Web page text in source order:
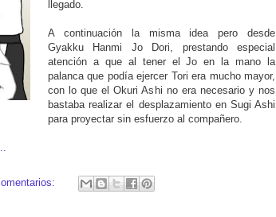
llegado.
A continuación la misma idea pero desde
Gyakku Hanmi Jo Dori, prestando especial
atención a que al tener el Jo en la mano la
palanca que podía ejercer Tori era mucho mayor,
con lo que el Okuri Ashi no era necesario y nos
bastaba realizar el desplazamiento en Sugi Ashi
para proyectar sin esfuerzo al compañero.